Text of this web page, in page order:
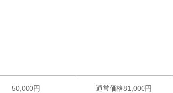
50,000円 通常価格81,000円